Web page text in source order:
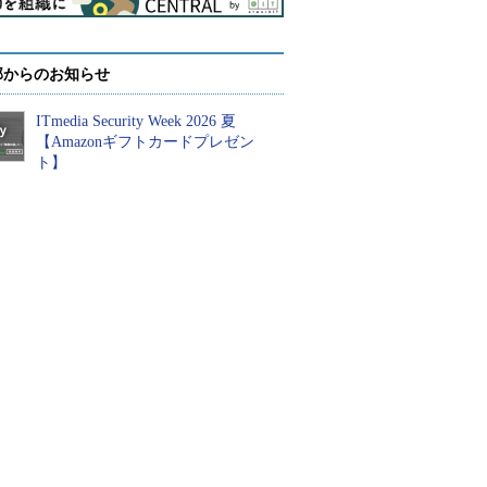
らのお知らせ
ITmedia Security Week 2026 夏
【Amazonギフトカードプレゼン
ト】